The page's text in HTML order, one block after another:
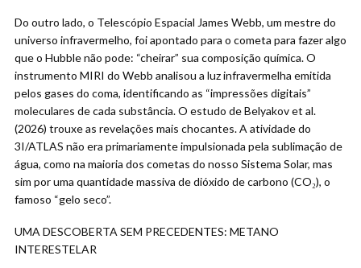
Do outro lado, o Telescópio Espacial James Webb, um mestre do
universo infravermelho, foi apontado para o cometa para fazer algo
que o Hubble não pode: “cheirar” sua composição química. O
instrumento MIRI do Webb analisou a luz infravermelha emitida
pelos gases do coma, identificando as “impressões digitais”
moleculares de cada substância. O estudo de Belyakov et al.
(2026) trouxe as revelações mais chocantes. A atividade do
3I/ATLAS não era primariamente impulsionada pela sublimação de
água, como na maioria dos cometas do nosso Sistema Solar, mas
sim por uma quantidade massiva de dióxido de carbono (CO₂), o
famoso “gelo seco”.
UMA DESCOBERTA SEM PRECEDENTES: METANO
INTERESTELAR